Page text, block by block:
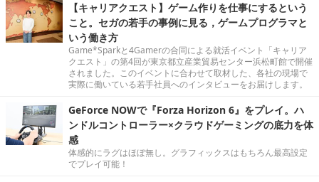
【キャリアクエスト】ゲーム作りを仕事にするという
こと。セガの若手の事例に見る，ゲームプログラマと
いう働き方
Game*Sparkと4Gamerの合同による就活イベント「キャリア
クエスト」の第4回が東京都立産業貿易センター浜松町館で開催
されました。このイベントに合わせて取材した、各社の現場で
実際に働いている若手社員へのインタビューをお届けします。
GeForce NOWで『Forza Horizon 6』をプレイ。ハ
ンドルコントローラー×クラウドゲーミングの底力を体
感
体感的にラグはほぼ無し。グラフィックスはもちろん最高設定
でプレイ可能！